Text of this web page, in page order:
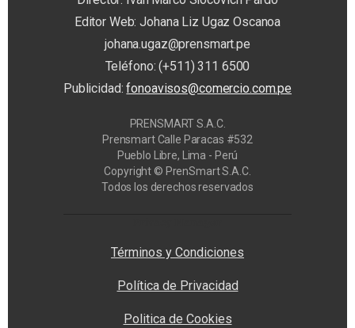
Editor Web: Johana Liz Ugaz Oscanoa
johana.ugaz@prensmart.pe
Teléfono: (+511) 311 6500
Publicidad:fonoavisos@comercio.com.pe
PRENSMART S.A.C.
Prensmart Calle Paracas #532
Pueblo Libre, Lima - Perú
Copyright © PrenSmart S.A.C.
Todos los derechos reservados
Términos y Condiciones
Política de Privacidad
Politica de Cookies